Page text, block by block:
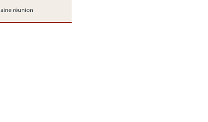
réunion